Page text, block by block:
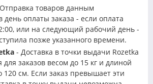
товаров данным
день оплаты заказа - если оплата
или на следующий рабочий день -
позже указанного времени.
- Доставка в точки выдачи Rozetka
для заказов весом до 15 кг и длиной
120 см. Если заказ превышает эти